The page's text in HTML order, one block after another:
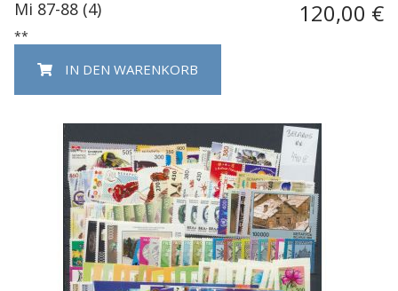
Mi 87-88 (4) 120,00 €
**
IN DEN WARENKORB